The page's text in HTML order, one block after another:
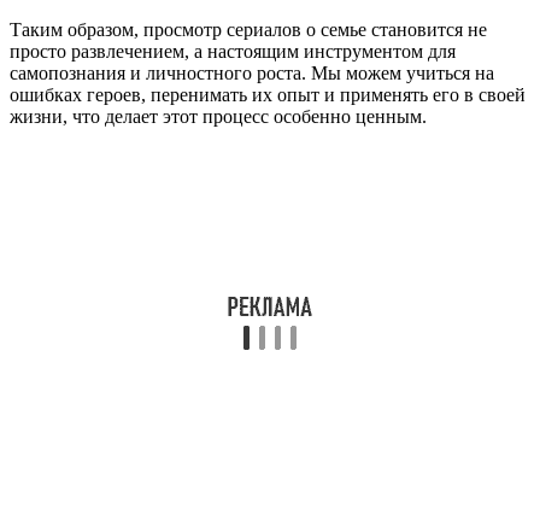
Таким образом, просмотр сериалов о семье становится не
просто развлечением, а настоящим инструментом для
самопознания и личностного роста. Мы можем учиться на
ошибках героев, перенимать их опыт и применять его в своей
жизни, что делает этот процесс особенно ценным.